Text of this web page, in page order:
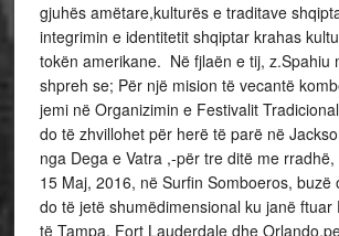
gjuhës amëtare,kulturës e traditave
integrimin e identitetit shqiptar krahas
tokën amerikane. Në fjlaën e tij, z.Spahiu
shpreh se; Për një mision të vecantë
jemi në Organizimin e Festivalit
do të zhvillohet për herë të parë në
nga Dega e Vatra ,-për tre ditë me
15 Maj, 2016, në Surfin Somboeros, buzë
do të jetë shumëdimensional ku janë ftuar
të Tampa, Fort Lauderdale dhe